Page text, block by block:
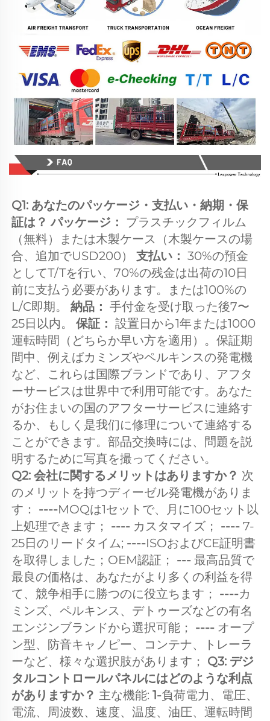
Q1: あなたのパッケージ・支払い・納期・保
証は？ パッケージ： プラスチックフィルム
（無料）または木製ケース（木製ケースの場
合、追加でUSD200） 支払い： 30%の預金
としてT/Tを行い、70%の残金は出荷の10日
前に支払う必要があります。または100%の
L/C即期。 納品： 手付金を受け取った後7〜
25日以内。 保証： 設置日から1年または1000
運転時間（どちらか早い方を適用）。保証期
間中、例えばカミンズやペルキンスの発電機
など、これらは国際ブランドであり、アフタ
ーサービスは世界中で利用可能です。あなた
がお住まいの国のアフターサービスに連絡す
るか、もしく是我们に修理について連絡する
ことができます。部品交換時には、問題を説
明するために写真を撮ってください。
Q2: 会社に関するメリットはありますか？ 次
のメリットを持つディーゼル発電機がありま
す： ----MOQは1セットで、月に100セット以
上処理できます； ---- カスタマイズ； ---- 7-
25日のリードタイム; ----ISOおよびCE証明書
を取得しました；OEM認証； --- 最高品質で
最良の価格は、あなたがより多くの利益を得
て、競争相手に勝つのに役立ちます； ----カ
ミンズ、ペルキンス、デトゥーズなどの有名
エンジンブランドから選択可能； ---- オープ
ン型、防音キャノピー、コンテナ、トレーラ
ーなど、様々な選択肢があります； Q3: デジ
タルコントロールパネルにはどのような利点
がありますか？ 主な機能: 1-負荷電力、電圧、
電流、周波数、速度、温度、油圧、運転時間